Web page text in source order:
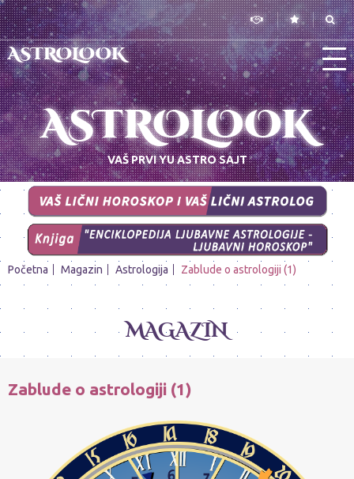
ASTROLOOK
ASTROLOOK
VAŠ PRVI YU ASTRO SAJT
Početna Magazin Astrologija Zablude o astrologiji (1)
MAGAZIN
Zablude o astrologiji (1)